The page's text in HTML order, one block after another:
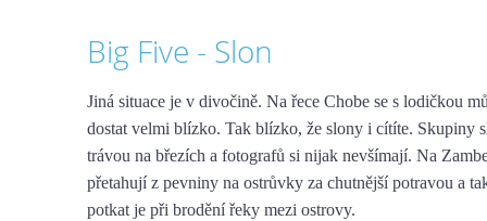
Big Five - Slon
Jiná situace je v divočině. Na řece Chobe se s lodičkou
dostat velmi blízko. Tak blízko, že slony i cítíte. Skupiny
trávou na březích a fotografů si nijak nevšímají. Na
přetahují z pevniny na ostrůvky za chutnější potravou a
potkat je při brodění řeky mezi ostrovy.